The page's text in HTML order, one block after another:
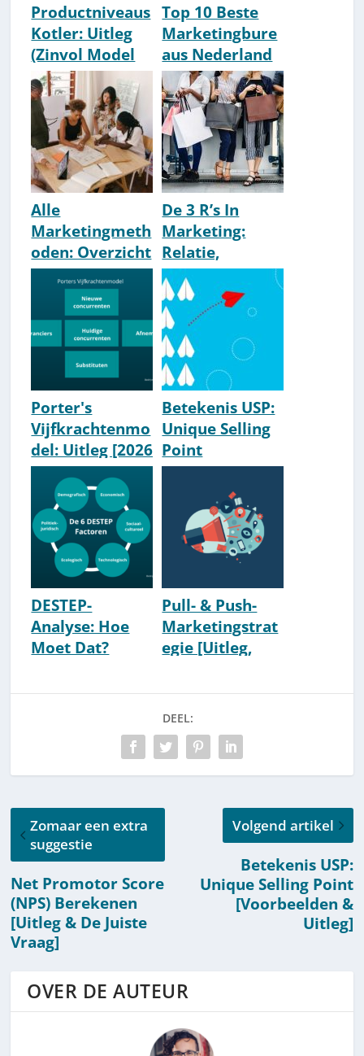
Productniveaus
Kotler: Uitleg
(Zinvol Model
Voor De
Productmix)
Top 10 Beste
Marketingbure
aus Nederland
[2026 Update]
Alle
Marketingmeth
oden: Overzicht
[Lijst]
De 3 R’s In
Marketing:
Relatie,
Reputatie &
Respons
[Uitleg]
Porter's
Vijfkrachtenmo
del: Uitleg [2026
Update]
Betekenis USP:
Unique Selling
Point
[Voorbeelden &
DESTEP-
Analyse: Hoe
Moet Dat?
Voorbeelden]
Pull- & Push-
Marketingstrat
egie [Uitleg,
Voorbeelden]
DEEL:
Zomaar een extra
suggestie
Net Promotor Score
(NPS) Berekenen
[Uitleg & De Juiste
Vraag]
Volgend artikel
Betekenis USP:
Unique Selling Point
[Voorbeelden &
Uitleg]
OVER DE AUTEUR